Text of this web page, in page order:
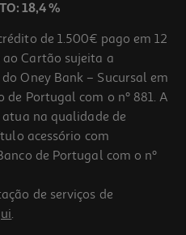
887ml
18,4 %
de 1.500€ pago em 12
ao Cartão sujeita a
Oney Bank – Sucursal em
Portugal com o nº 881. A
na qualidade de
acessório com
de Portugal com o nº
de serviços de
.